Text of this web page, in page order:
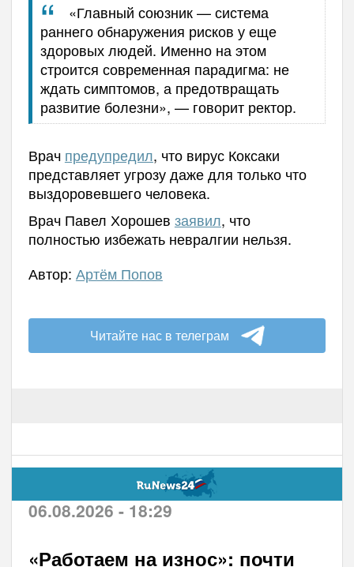
«Главный союзник — система
раннего обнаружения рисков у еще
здоровых людей. Именно на этом
строится современная парадигма: не
ждать симптомов, а предотвращать
развитие болезни», — говорит ректор.
Врач предупредил, что вирус Коксаки
представляет угрозу даже для только что
выздоровевшего человека.
Врач Павел Хорошев заявил, что
полностью избежать невралгии нельзя.
Автор: Артём Попов
Читайте нас в телеграм
06.08.2026 - 18:29
«Работаем на износ»: почти